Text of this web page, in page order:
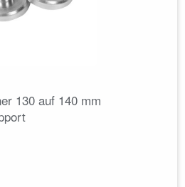
130 auf 140 mm